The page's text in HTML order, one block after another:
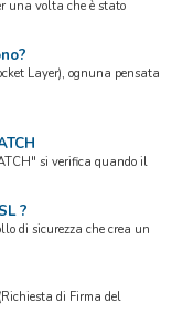
una volta che è stato
Layer), ognuna pensata
si verifica quando il
?
di sicurezza che crea un
di Firma del